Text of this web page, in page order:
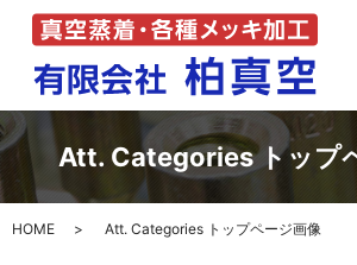
Att. Categories トップ
HOME Att. Categories トップページ画像